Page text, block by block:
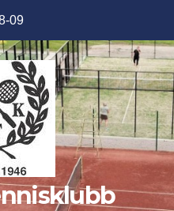
09